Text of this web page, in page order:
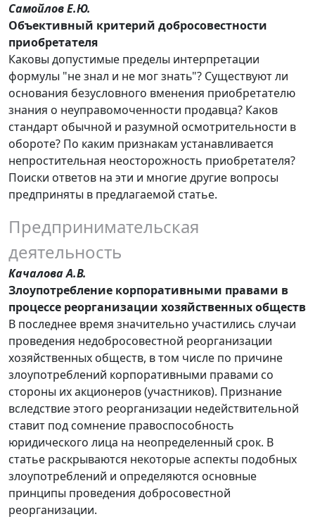
Самойлов Е.Ю.
Объективный критерий добросовестности
приобретателя
Каковы допустимые пределы интерпретации
формулы "не знал и не мог знать"? Существуют ли
основания безусловного вменения приобретателю
знания о неуправомоченности продавца? Каков
стандарт обычной и разумной осмотрительности в
обороте? По каким признакам устанавливается
непростительная неосторожность приобретателя?
Поиски ответов на эти и многие другие вопросы
предприняты в предлагаемой статье.
Предпринимательская
деятельность
Качалова А.В.
Злоупотребление корпоративными правами в
процессе реорганизации хозяйственных обществ
В последнее время значительно участились случаи
проведения недобросовестной реорганизации
хозяйственных обществ, в том числе по причине
злоупотреблений корпоративными правами со
стороны их акционеров (участников). Признание
вследствие этого реорганизации недействительной
ставит под сомнение правоспособность
юридического лица на неопределенный срок. В
статье раскрываются некоторые аспекты подобных
злоупотреблений и определяются основные
принципы проведения добросовестной
реорганизации.